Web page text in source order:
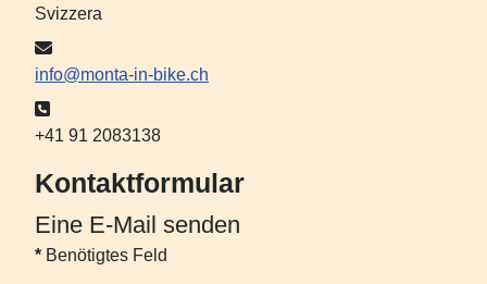
Svizzera
E-Mail:
info@monta-in-bike.ch
Telefon:
+41 91 2083138
Kontaktformular
Eine E-Mail senden
* Benötigtes Feld